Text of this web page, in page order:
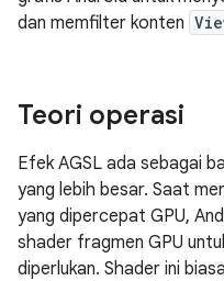
dan memfilter konten
Teori operasi
Efek AGSL ada sebagai
yang lebih besar. Saat
yang dipercepat GPU,
shader fragmen GPU
diperlukan. Shader ini